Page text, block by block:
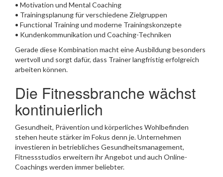
• Motivation und Mental Coaching
• Trainingsplanung für verschiedene Zielgruppen
• Functional Training und moderne Trainingskonzepte
• Kundenkommunikation und Coaching-Techniken
Gerade diese Kombination macht eine Ausbildung besonders
wertvoll und sorgt dafür, dass Trainer langfristig erfolgreich
arbeiten können.
Die Fitnessbranche wächst
kontinuierlich
Gesundheit, Prävention und körperliches Wohlbefinden
stehen heute stärker im Fokus denn je. Unternehmen
investieren in betriebliches Gesundheitsmanagement,
Fitnessstudios erweitern ihr Angebot und auch Online-
Coachings werden immer beliebter.